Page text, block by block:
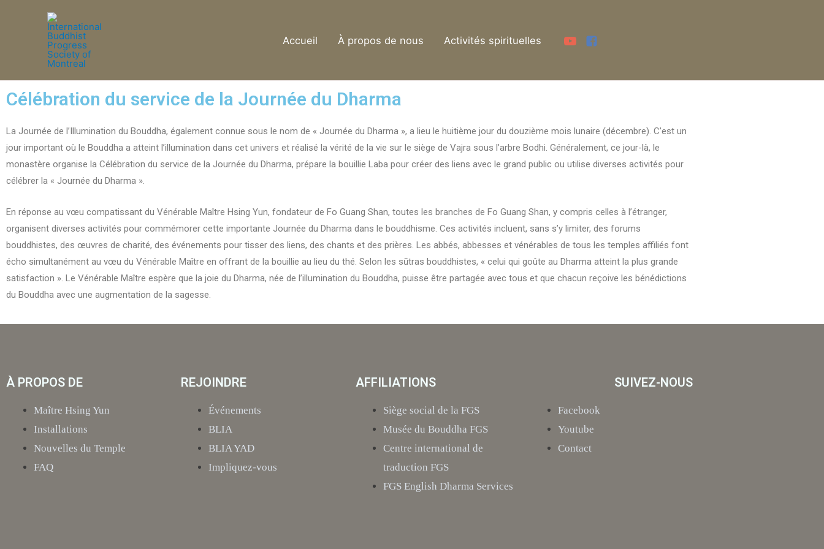
Accueil À propos de nous Activités spirituelles
Célébration du service de la Journée du Dharma
La Journée de l’Illumination du Bouddha, également connue sous le nom de « Journée du Dharma », a lieu le huitième jour du douzième mois lunaire (décembre). C’est un
jour important où le Bouddha a atteint l’illumination dans cet univers et réalisé la vérité de la vie sur le siège de Vajra sous l’arbre Bodhi. Généralement, ce jour-là, le
monastère organise la Célébration du service de la Journée du Dharma, prépare la bouillie Laba pour créer des liens avec le grand public ou utilise diverses activités pour
célébrer la « Journée du Dharma ».
En réponse au vœu compatissant du Vénérable Maître Hsing Yun, fondateur de Fo Guang Shan, toutes les branches de Fo Guang Shan, y compris celles à l’étranger,
organisent diverses activités pour commémorer cette importante Journée du Dharma dans le bouddhisme. Ces activités incluent, sans s’y limiter, des forums
bouddhistes, des œuvres de charité, des événements pour tisser des liens, des chants et des prières. Les abbés, abbesses et vénérables de tous les temples affiliés font
écho simultanément au vœu du Vénérable Maître en offrant de la bouillie au lieu du thé. Selon les sūtras bouddhistes, « celui qui goûte au Dharma atteint la plus grande
satisfaction ». Le Vénérable Maître espère que la joie du Dharma, née de l’illumination du Bouddha, puisse être partagée avec tous et que chacun reçoive les bénédictions
du Bouddha avec une augmentation de la sagesse.
À PROPOS DE
Maître Hsing Yun
Installations
Nouvelles du Temple
FAQ
REJOINDRE
Événements
BLIA
BLIA YAD
Impliquez-vous
AFFILIATIONS
Siège social de la FGS
Musée du Bouddha FGS
Centre international de
traduction FGS
FGS English Dharma Services
SUIVEZ-NOUS
Facebook
Youtube
Contact